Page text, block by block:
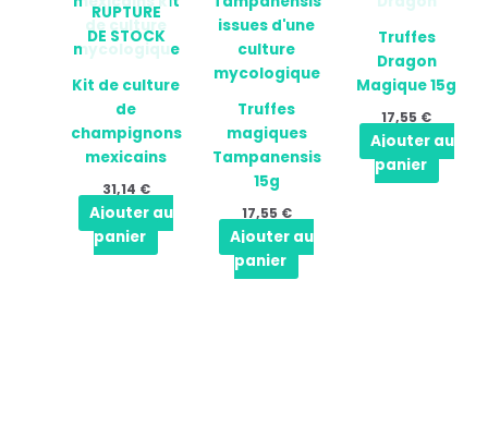
RUPTURE
DE STOCK
Kit de culture
de
champignons
mexicains
31,14 €
Ajouter au
panier
Truffes
magiques
Tampanensis
15g
17,55 €
Ajouter au
panier
Truffes
Dragon
Magique 15g
17,55 €
Ajouter au
panier